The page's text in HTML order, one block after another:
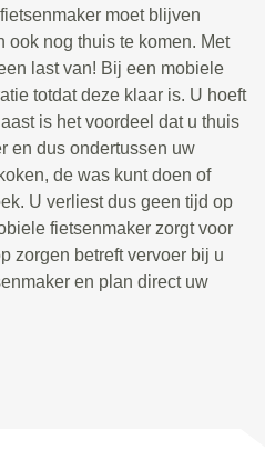
moet blijven
ook nog thuis te komen. Met
last van! Bij een mobiele
totdat deze klaar is. U hoeft
is het voordeel dat u thuis
en dus ondertussen uw
de was kunt doen of
U verliest dus geen tijd op
fietsenmaker zorgt voor
zorgen betreft vervoer bij u
en plan direct uw